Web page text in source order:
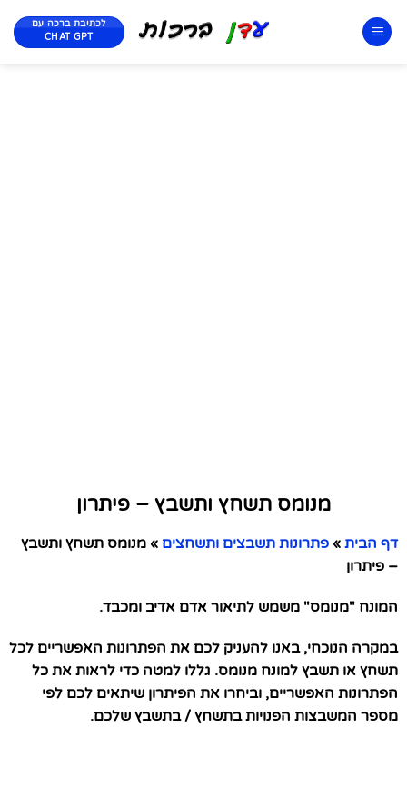
לכתיבת ברכה עם
CHAT GPT
מנומס תשחץ ותשבץ – פיתרון
דף הבית » פתרונות תשבצים ותשחצים » מנומס תשחץ ותשבץ
– פיתרון
המונח "מנומס" משמש לתיאור אדם אדיב ומכבד.
במקרה הנוכחי, באנו להעניק לכם את הפתרונות האפשריים לכל
תשחץ או תשבץ למונח מנומס. גללו למטה כדי לראות את כל
הפתרונות האפשריים, וביחרו את הפיתרון שיתאים לכם לפי
מספר המשבצות הפנויות בתשחץ / בתשבץ שלכם.